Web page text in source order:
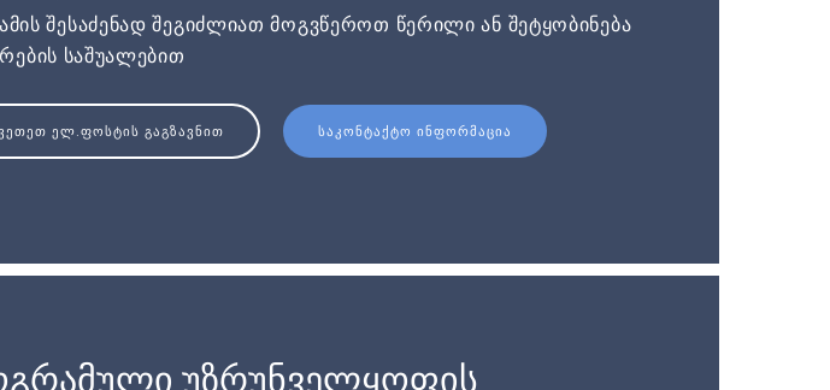
შესაძენად შეგიძლიათ მოგვწეროთ წერილი ან შეტყობინება
საშუალებით
ᲔᲚ.ᲤᲝᲡᲢᲘᲡ ᲒᲐᲒᲖᲐᲕᲜᲘᲗ ᲡᲐᲙᲝᲜᲢᲐᲥᲢᲝ ᲘᲜᲤᲝᲠᲛᲐᲪᲘᲐ
უზრუნველყოფის